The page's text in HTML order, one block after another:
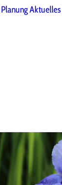
PlanungAktuelles